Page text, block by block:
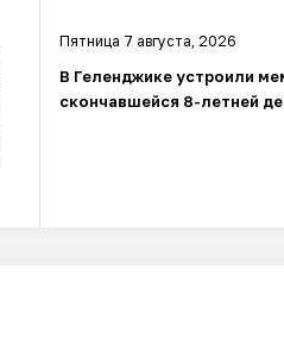
Пятница 7 августа, 2026
В Геленджике устроили
скончавшейся 8-летней